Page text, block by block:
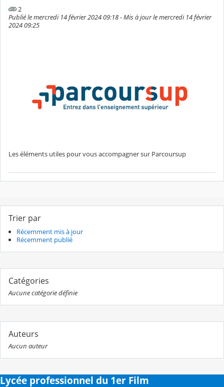
2
Publié le mercredi 14 février 2024 09:18 - Mis à jour le mercredi 14 février
2024 09:25
Les éléments utiles pour vous accompagner sur Parcoursup
Trier par
Récemment mis à jour
Récemment publié
Catégories
Aucune catégorie définie
Auteurs
Aucun auteur
Lycée professionnel du 1er Film